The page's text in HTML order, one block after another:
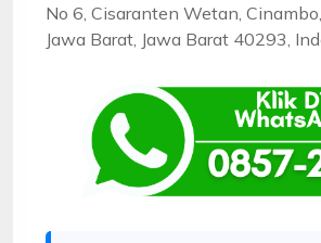
No 6, Cisaranten Wetan,
Jawa Barat, Jawa Barat 40293,